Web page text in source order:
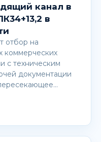
канал в
в
отбор на
коммерческих
с техническим
документации